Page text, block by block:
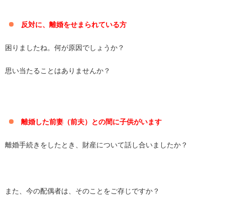
反対に、離婚をせまられている方
困りましたね。何が原因でしょうか？
思い当たることはありませんか？
離婚した前妻（前夫）との間に子供がいます
離婚手続きをしたとき、財産について話し合いましたか？
また、今の配偶者は、そのことをご存じですか？